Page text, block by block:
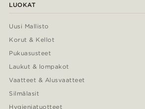
LUOKAT
Uusi Mallisto
Korut & Kellot
Pukuasusteet
Laukut & lompakot
Vaatteet & Alusvaatteet
Silmälasit
Hygieniatuotteet